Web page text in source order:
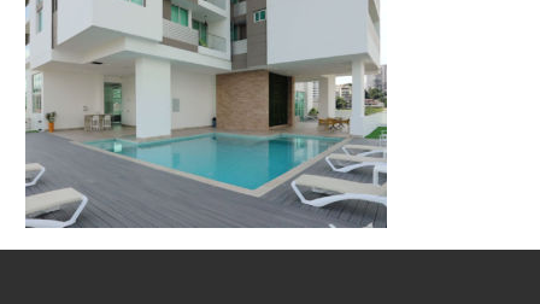
PANAMÁ – ESPAÑOL